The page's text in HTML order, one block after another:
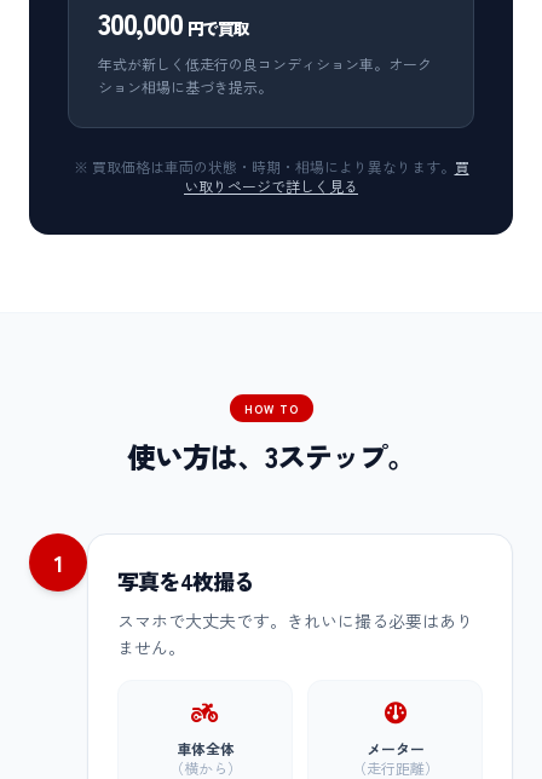
300,000 円で買取
年式が新しく低走行の良コンディション車。オーク
ション相場に基づき提示。
※ 買取価格は車両の状態・時期・相場により異なります。 買
い取りページで詳しく見る
HOW TO
使い方は、3ステップ。
1
写真を4枚撮る
スマホで大丈夫です。きれいに撮る必要はあり
ません。
車体全体
（横から）
メーター
（走行距離）